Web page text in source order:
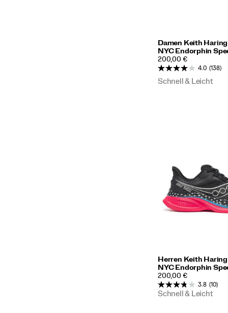
Damen Keith
NYC Endorphin
PRICE
200,00 €
4.0 (138)
Schnell & Leicht
Herren Keith
NYC Endorphin
PRICE
200,00 €
3.8 (10)
Schnell & Leicht